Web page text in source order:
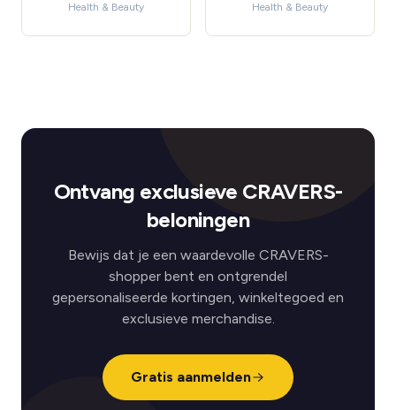
Health & Beauty Health & Beauty
Ontvang exclusieve CRAVERS-
beloningen
Bewijs dat je een waardevolle CRAVERS-
shopper bent en ontgrendel
gepersonaliseerde kortingen, winkeltegoed en
exclusieve merchandise.
Gratis aanmelden